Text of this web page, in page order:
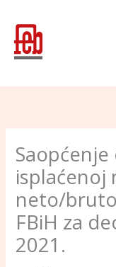
content
isplaćenoj
neto/
FBiH za
2021.